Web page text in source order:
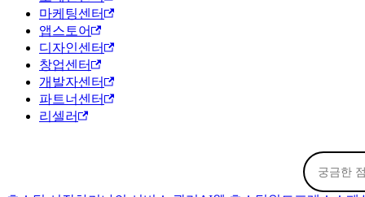
마케팅센터
앱스토어
디자인센터
창업센터
개발자센터
파트너센터
리셀러